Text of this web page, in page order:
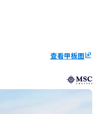
查看甲板图ungroup